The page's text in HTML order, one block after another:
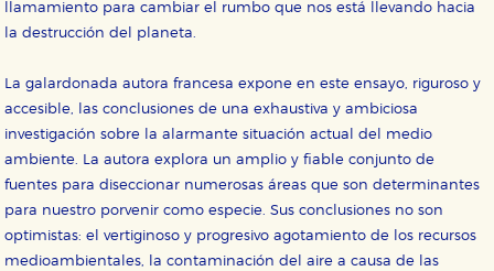
llamamiento para cambiar el rumbo que nos está llevando hacia
la destrucción del planeta.
La galardonada autora francesa expone en este ensayo, riguroso y
accesible, las conclusiones de una exhaustiva y ambiciosa
investigación sobre la alarmante situación actual del medio
ambiente. La autora explora un amplio y fiable conjunto de
fuentes para diseccionar numerosas áreas que son determinantes
para nuestro porvenir como especie. Sus conclusiones no son
optimistas: el vertiginoso y progresivo agotamiento de los recursos
medioambientales, la contaminación del aire a causa de las